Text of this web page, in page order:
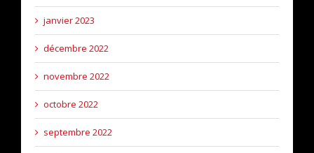
janvier 2023
décembre 2022
novembre 2022
octobre 2022
septembre 2022